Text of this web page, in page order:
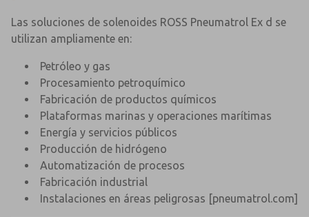
Las soluciones de solenoides ROSS Pneumatrol Ex d se
utilizan ampliamente en:
Petróleo y gas
Procesamiento petroquímico
Fabricación de productos químicos
Plataformas marinas y operaciones marítimas
Energía y servicios públicos
Producción de hidrógeno
Automatización de procesos
Fabricación industrial
Instalaciones en áreas peligrosas [pneumatrol.com]